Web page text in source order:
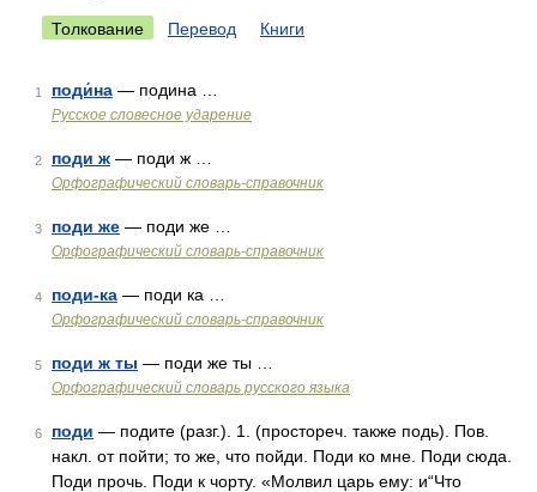
Толкование Перевод Книги
1 поди́на — подина …
Русское словесное ударение
2 поди ж — поди ж …
Орфографический словарь-справочник
3 поди же — поди же …
Орфографический словарь-справочник
4 поди-ка — поди ка …
Орфографический словарь-справочник
5 поди ж ты — поди же ты …
Орфографический словарь русского языка
6 поди — подите (разг.). 1. (простореч. также подь). Пов.
накл. от пойти; то же, что пойди. Поди ко мне. Поди сюда.
Поди прочь. Поди к чорту. «Молвил царь ему: и“Что